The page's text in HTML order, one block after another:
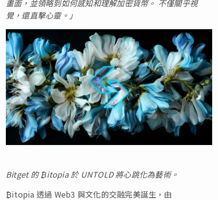
畫面，並領略到如何感知和理解加密貨幣。 不僅關乎視
覺，還直擊心靈。」
Bitget 的 ₿itopia 於 UNTOLD 將心跳化為藝術。
₿itopia 透過 Web3 與文化的交融完美誕生，由